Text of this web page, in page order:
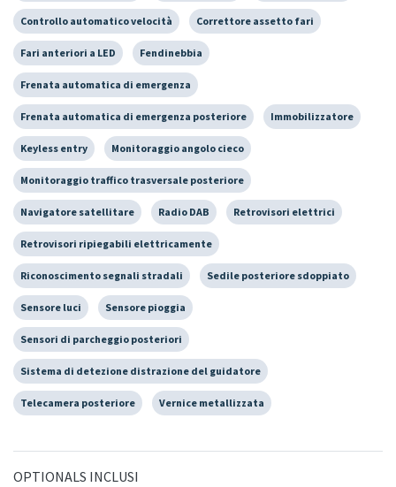
Controllo automatico velocità Correttore assetto fari
Fari anteriori a LED Fendinebbia
Frenata automatica di emergenza
Frenata automatica di emergenza posteriore Immobilizzatore
Keyless entry Monitoraggio angolo cieco
Monitoraggio traffico trasversale posteriore
Navigatore satellitare Radio DAB Retrovisori elettrici
Retrovisori ripiegabili elettricamente
Riconoscimento segnali stradali Sedile posteriore sdoppiato
Sensore luci Sensore pioggia
Sensori di parcheggio posteriori
Sistema di detezione distrazione del guidatore
Telecamera posteriore Vernice metallizzata
OPTIONALS INCLUSI